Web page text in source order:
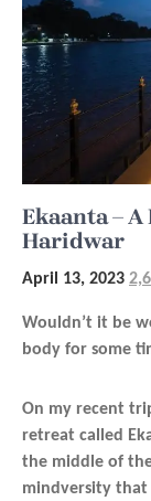
Ekaanta –
Haridwar
April 13, 2023
Wouldn’t it be
body for some
On my recent
retreat called
the middle of
mindversity that